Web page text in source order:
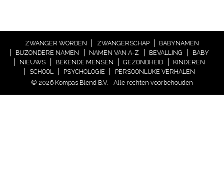
ZWANGER WORDEN ZWANGERSCHAP
BABYNAMEN
BIJZONDERE NAMEN
NAMEN VAN A-Z BEVALLING
BABY
NIEUWS
BEKENDE MENSEN GEZONDHEID
KINDEREN
SCHOOL
PSYCHOLOGIE
PERSOONLIJKE VERHALEN
© 2026 Kompas Blend B.V. - Alle rechten voorbehouden